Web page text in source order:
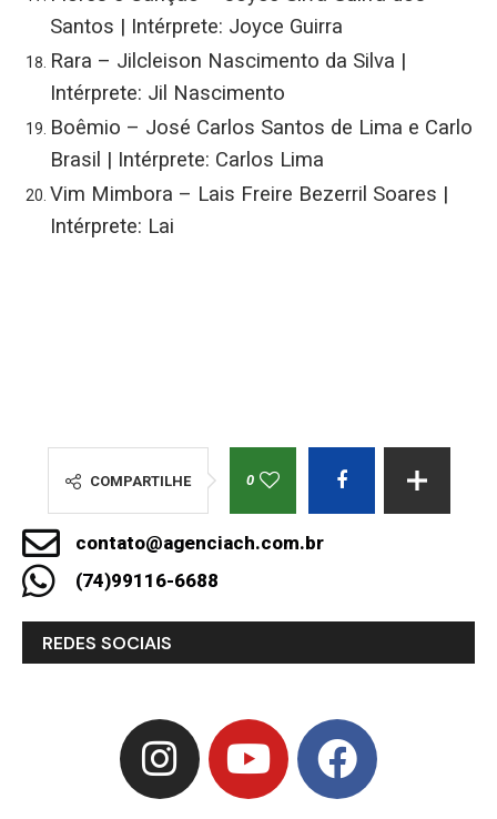
Santos | Intérprete: Joyce Guirra
Rara – Jilcleison Nascimento da Silva |
Intérprete: Jil Nascimento
Boêmio – José Carlos Santos de Lima e Carlo
Brasil | Intérprete: Carlos Lima
Vim Mimbora – Lais Freire Bezerril Soares |
Intérprete: Lai
COMPARTILHE 0
contato@agenciach.com.br
(74)99116-6688
REDES SOCIAIS